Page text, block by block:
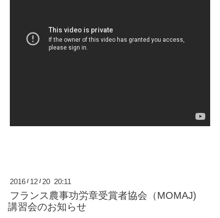
2016 / 12 / 20 20:11
フランス農事功労章受賞者協会（MOMAJ)
講習会のお知らせ